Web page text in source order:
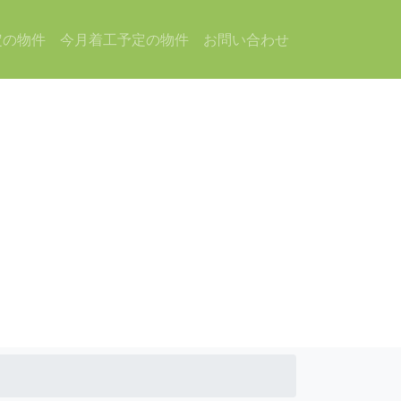
物件 今月着工予定の物件 お問い合わせ